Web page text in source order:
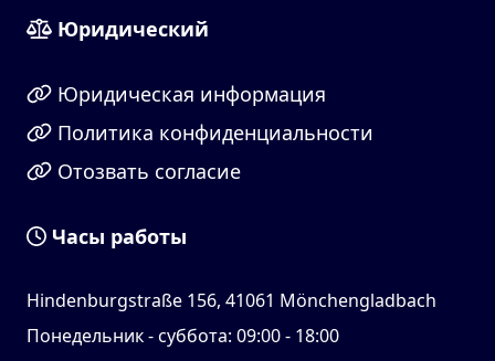
Юридический
Юридическая информация
Политика конфиденциальности
Отозвать согласие
Часы работы
Hindenburgstraße 156, 41061 Mönchengladbach
Понедельник - суббота: 09:00 - 18:00